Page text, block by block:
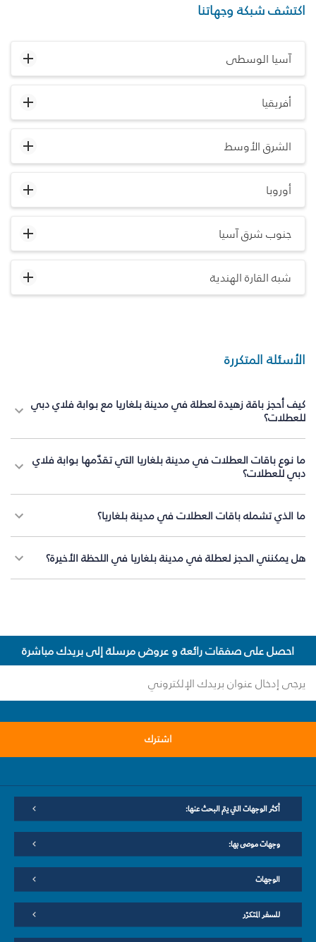
اكتشف شبكة وجهاتنا
آسيا الوسطى
أفريقيا
الشرق الأوسط
أوروبا
جنوب شرق آسيا
شبه القارة الهندية
الأسئلة المتكررة
كيف أحجز باقة زهيدة لعطلة في مدينة بلغاريا مع بوابة فلاي دبي
للعطلات؟
ما نوع باقات العطلات في مدينة بلغاريا التي تقدّمها بوابة فلاي
دبي للعطلات؟
ما الذي تشمله باقات العطلات في مدينة بلغاريا؟
هل يمكنني الحجز لعطلة في مدينة بلغاريا في اللحظة الأخيرة؟
احصل على صفقات رائعة و عروض مرسلة إلى بريدك مباشرة
اشترك
أكثر الوجهات التي يتم البحث عنها:
وجهات موصى بها:
الوجهات
للسفر المتكرّر